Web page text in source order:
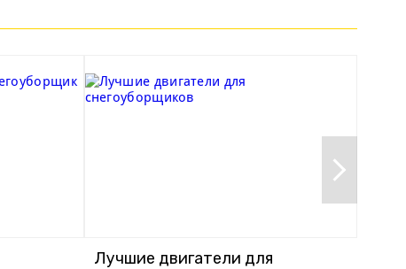
Лучшие двигатели для